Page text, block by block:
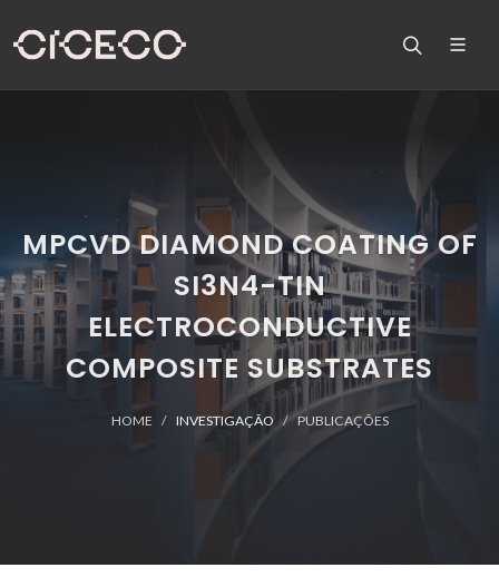
MPCVD DIAMOND COATING OF
SI3N4-TIN
ELECTROCONDUCTIVE
COMPOSITE SUBSTRATES
HOME INVESTIGAÇÃO PUBLICAÇÕES